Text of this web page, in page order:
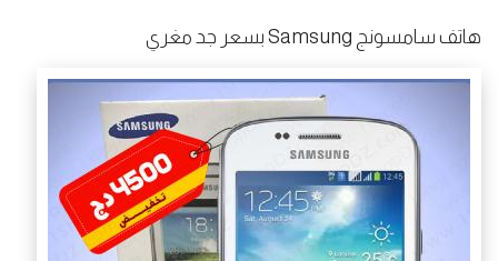
هاتف سامسونج Samsung بسعر جد مغري